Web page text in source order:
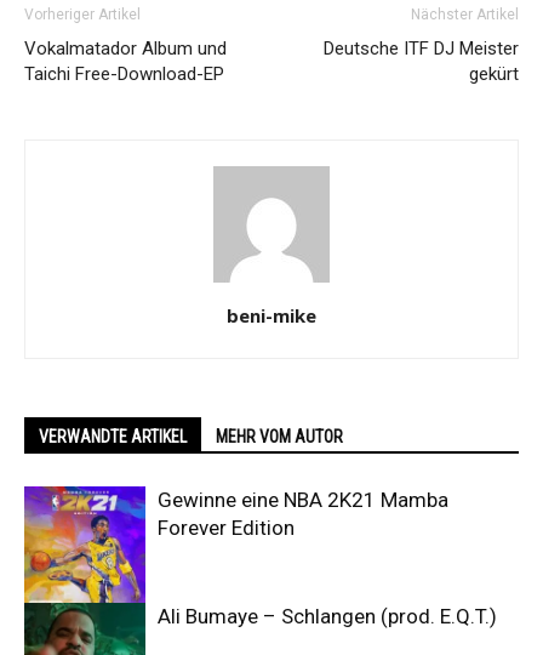
Vorheriger Artikel
Vokalmatador Album und
Taichi Free-Download-EP
Nächster Artikel
Deutsche ITF DJ Meister
gekürt
beni-mike
VERWANDTE ARTIKEL MEHR VOM AUTOR
Gewinne eine NBA 2K21 Mamba
Forever Edition
Ali Bumaye – Schlangen (prod. E.Q.T.)